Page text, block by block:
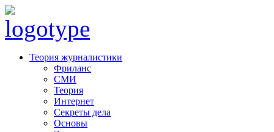
Теория журналистики
Фриланс
СМИ
Теория
Интернет
Секреты дела
Основы